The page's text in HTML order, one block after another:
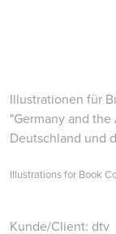
Illustrationen für
"Germany and
Deutschland und
Illustrations for Book
Kunde/Client: dtv